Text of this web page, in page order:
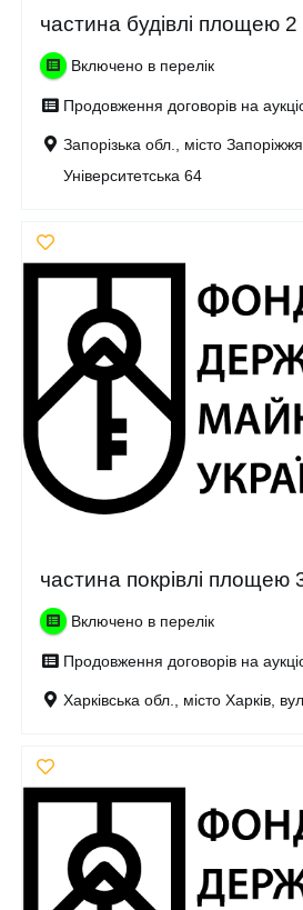
частина будівлі площею 2
Включено в перелік
Продовження договорів на
Запорізька обл., місто
Університетська 64
частина покрівлі площею
Включено в перелік
Продовження договорів на
Харківська обл., місто Харків,